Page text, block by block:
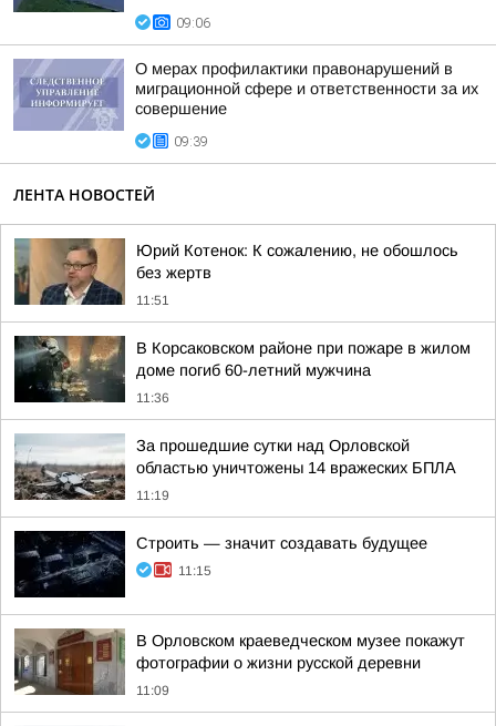
09:06
О мерах профилактики правонарушений в
миграционной сфере и ответственности за их
совершение
09:39
ЛЕНТА НОВОСТЕЙ
Юрий Котенок: К сожалению, не обошлось
без жертв
11:51
В Корсаковском районе при пожаре в жилом
доме погиб 60-летний мужчина
11:36
За прошедшие сутки над Орловской
областью уничтожены 14 вражеских БПЛА
11:19
Строить — значит создавать будущее
11:15
В Орловском краеведческом музее покажут
фотографии о жизни русской деревни
11:09